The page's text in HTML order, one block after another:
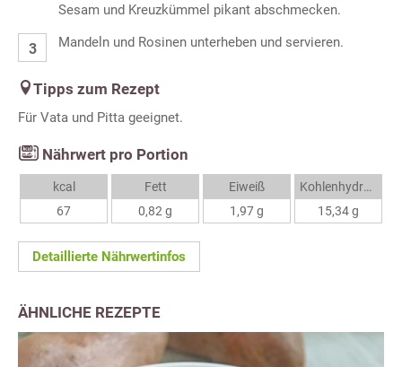
Sesam und Kreuzkümmel pikant abschmecken.
Mandeln und Rosinen unterheben und servieren.
Tipps zum Rezept
Für Vata und Pitta geeignet.
Nährwert pro Portion
kcal
67
Fett
0,82 g
Eiweiß
1,97 g
Kohlenhydrate
15,34 g
Detaillierte Nährwertinfos
ÄHNLICHE REZEPTE